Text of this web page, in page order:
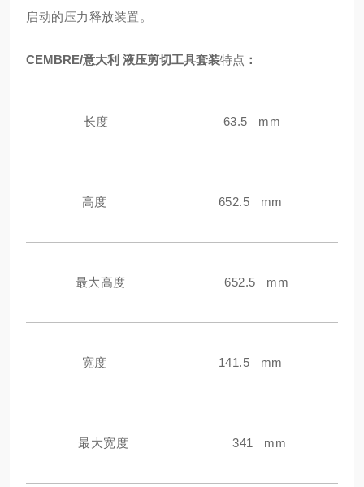
启动的压力释放装置。
CEMBRE/意大利 液压剪切工具套装特点 ：
长度 63.5 mm
高度 652.5 mm
最大高度 652.5 mm
宽度 141.5 mm
最大宽度 341 mm